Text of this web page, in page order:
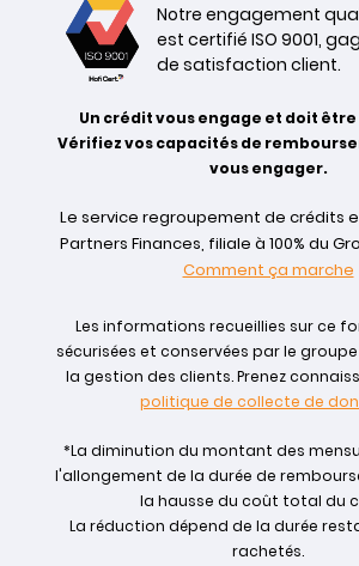
Notre engagement
est certifié ISO 9001,
de satisfaction client.
Un crédit vous engage et doit
Vérifiez vos capacités de
vous engager.
Le service regroupement de crédits
Partners Finances, filiale à 100% du
Comment ça marche
Les informations recueillies sur ce
sécurisées et conservées par le
la gestion des clients. Prenez
politique de collecte de
*La diminution du montant des
l'allongement de la durée de
la hausse du coût total du
La réduction dépend de la durée
rachetés.